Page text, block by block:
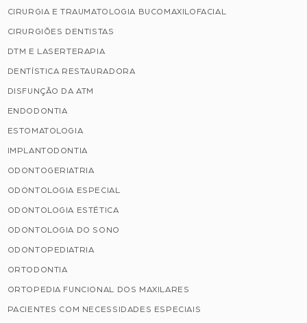
CIRURGIA E TRAUMATOLOGIA BUCOMAXILOFACIAL
CIRURGIÕES DENTISTAS
DTM E LASERTERAPIA
DENTÍSTICA RESTAURADORA
DISFUNÇÃO DA ATM
ENDODONTIA
ESTOMATOLOGIA
IMPLANTODONTIA
ODONTOGERIATRIA
ODONTOLOGIA ESPECIAL
ODONTOLOGIA ESTÉTICA
ODONTOLOGIA DO SONO
ODONTOPEDIATRIA
ORTODONTIA
ORTOPEDIA FUNCIONAL DOS MAXILARES
PACIENTES COM NECESSIDADES ESPECIAIS